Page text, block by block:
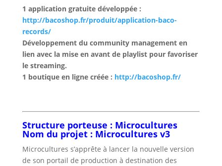
1 application gratuite développée :
http://bacoshop.fr/produit/application-baco-
records/
Développement du community management en
lien avec la mise en avant de playlist pour favoriser
le streaming.
1 boutique en ligne créée : http://bacoshop.fr/
Structure porteuse : Microcultures
Nom du projet : Microcultures v3
Microcultures s’apprête à lancer la nouvelle version
de son portail de production à destination des